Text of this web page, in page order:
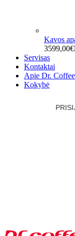
Kavos
3599,00€
Servisas
Kontaktai
Apie Dr. Coffee
Kokybė